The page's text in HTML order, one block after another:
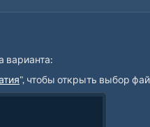
варианта:
", чтобы открыть выбор